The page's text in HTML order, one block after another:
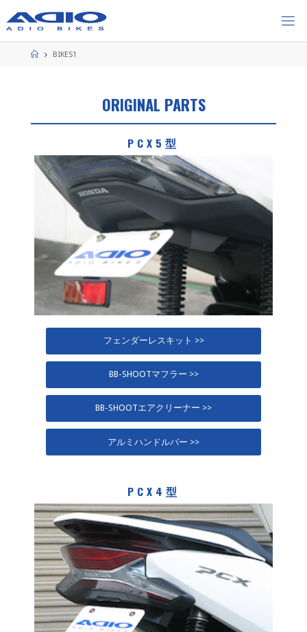
ン
ホ
BIKES1
ORIGINAL PARTS
PCX5型
フェンダーレスキット >>
BB-SHOOTマフラー >>
BB-SHOOTエアクリーナー >>
アルミハンドルバー >>
PCX4型